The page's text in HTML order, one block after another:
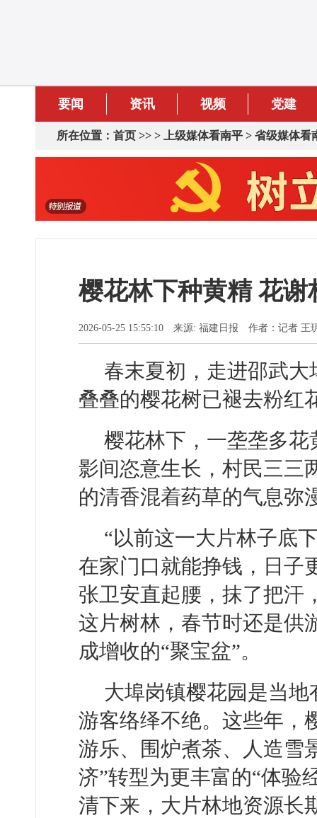
要闻 资讯 视频 党建
所在位置： 首页 >> > 上级媒体看南平 > 省级媒体看
樱花林下种黄精 花谢
2026-05-25 15:55:10 来源: 福建日报 作者：记者 王
春末夏初，走进邵武
叠叠的樱花树已褪去粉红
樱花林下，一垄垄多
影间恣意生长，村民三三
的清香混着药草的气息弥
“以前这一大片林子底
在家门口就能挣钱，日子
张卫安直起腰，抹了把汗
这片树林，春节时还是供
成增收的“聚宝盆”。
大埠岗镇樱花园是当
游客络绎不绝。这些年，
游乐、围炉煮茶、人造雪
济”转型为更丰富的“体验
清下来，大片林地资源长